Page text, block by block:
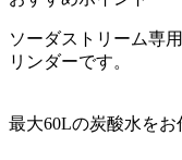
ソーダストリーム専
リンダーです。
最大60Lの炭酸水をお